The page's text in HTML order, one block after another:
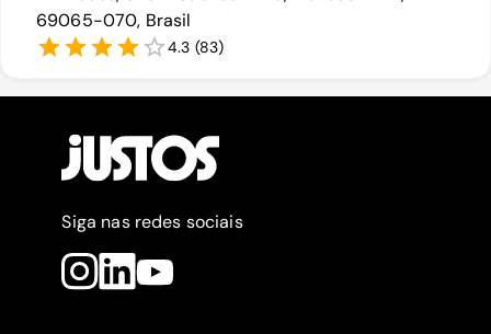
69065-070, Brasil
4.3 (83)
Siga nas redes sociais